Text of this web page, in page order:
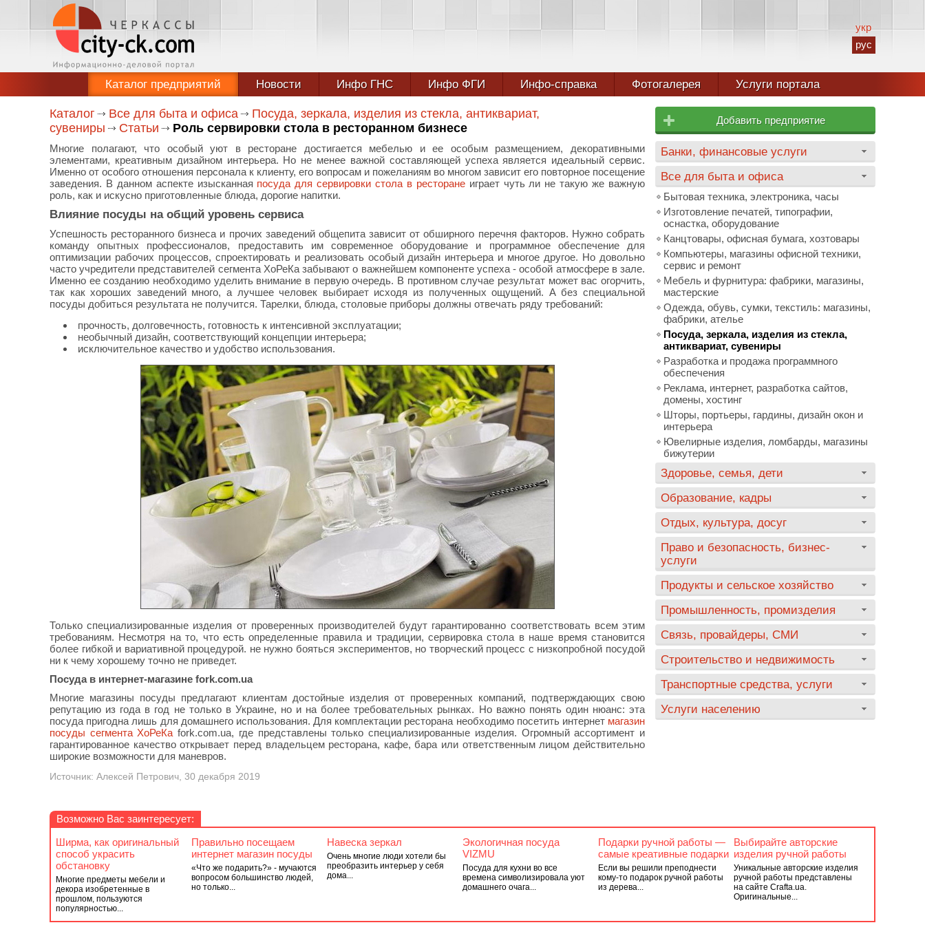
укр
рус
Каталог предприятий Новости Инфо ГНС Инфо ФГИ Инфо-справка Фотогалерея Услуги портала
Каталог Все для быта и офиса
Посуда, зеркала, изделия из стекла, антиквариат,
сувениры
Статьи Роль сервировки стола в ресторанном бизнесе
Многие полагают, что особый уют в ресторане достигается мебелью и ее особым размещением, декоративными
элементами, креативным дизайном интерьера. Но не менее важной составляющей успеха является идеальный сервис.
Именно от особого отношения персонала к клиенту, его вопросам и пожеланиям во многом зависит его повторное посещение
заведения. В данном аспекте изысканная посуда для сервировки стола в ресторанеиграет чуть ли не такую же важную
роль, как и искусно приготовленные блюда, дорогие напитки.
Влияние посуды на общий уровень сервиса
Успешность ресторанного бизнеса и прочих заведений общепита зависит от обширного перечня факторов. Нужно собрать
команду опытных профессионалов, предоставить им современное оборудование и программное обеспечение для
оптимизации рабочих процессов, спроектировать и реализовать особый дизайн интерьера и многое другое. Но довольно
часто учредители представителей сегмента ХоРеКа забывают о важнейшем компоненте успеха - особой атмосфере в зале.
Именно ее созданию необходимо уделить внимание в первую очередь. В противном случае результат может вас огорчить,
так как хороших заведений много, а лучшее человек выбирает исходя из полученных ощущений. А без специальной
посуды добиться результата не получится. Тарелки, блюда, столовые приборы должны отвечать ряду требований:
прочность, долговечность, готовность к интенсивной эксплуатации;
необычный дизайн, соответствующий концепции интерьера;
исключительное качество и удобство использования.
Только специализированные изделия от проверенных производителей будут гарантированно соответствовать всем этим
требованиям. Несмотря на то, что есть определенные правила и традиции, сервировка стола в наше время становится
более гибкой и вариативной процедурой. не нужно бояться экспериментов, но творческий процесс с низкопробной посудой
ни к чему хорошему точно не приведет.
Посуда в интернет-магазине fork.com.ua
Многие магазины посуды предлагают клиентам достойные изделия от проверенных компаний, подтверждающих свою
репутацию из года в год не только в Украине, но и на более требовательных рынках. Но важно понять один нюанс: эта
посуда пригодна лишь для домашнего использования. Для комплектации ресторана необходимо посетить интернет магазин
посуды сегмента ХоРеКа fork.com.ua, где представлены только специализированные изделия. Огромный ассортимент и
гарантированное качество открывает перед владельцем ресторана, кафе, бара или ответственным лицом действительно
широкие возможности для маневров.
Источник: Алексей Петрович, 30 декабря 2019
Добавить предприятие
Банки, финансовые услуги
Все для быта и офиса
Бытовая техника, электроника, часы
Изготовление печатей, типографии,
оснастка, оборудование
Канцтовары, офисная бумага, хозтовары
Компьютеры, магазины офисной техники,
сервис и ремонт
Мебель и фурнитура: фабрики, магазины,
мастерские
Одежда, обувь, сумки, текстиль: магазины,
фабрики, ателье
Посуда, зеркала, изделия из стекла,
антиквариат, сувениры
Разработка и продажа программного
обеспечения
Реклама, интернет, разработка сайтов,
домены, хостинг
Шторы, портьеры, гардины, дизайн окон и
интерьера
Ювелирные изделия, ломбарды, магазины
бижутерии
Здоровье, семья, дети
Образование, кадры
Отдых, культура, досуг
Право и безопасность, бизнес-
услуги
Продукты и сельское хозяйство
Промышленность, промизделия
Связь, провайдеры, СМИ
Строительство и недвижимость
Транспортные средства, услуги
Услуги населению
Возможно Вас заинтересует:
Ширма, как оригинальный
способ украсить
обстановку
Многие предметы мебели и
декора изобретенные в
прошлом, пользуются
популярностью...
Правильно посещаем
интернет магазин посуды
«Что же подарить?» - мучаются
вопросом большинство людей,
но только...
Навеска зеркал
Очень многие люди хотели бы
преобразить интерьер у себя
дома...
Экологичная посуда
VIZMU
Посуда для кухни во все
времена символизировала уют
домашнего очага...
Подарки ручной работы —
самые креативные подарки
Если вы решили преподнести
кому-то подарок ручной работы
из дерева...
Выбирайте авторские
изделия ручной работы
Уникальные авторские изделия
ручной работы представлены
на сайте Crafta.ua.
Оригинальные...